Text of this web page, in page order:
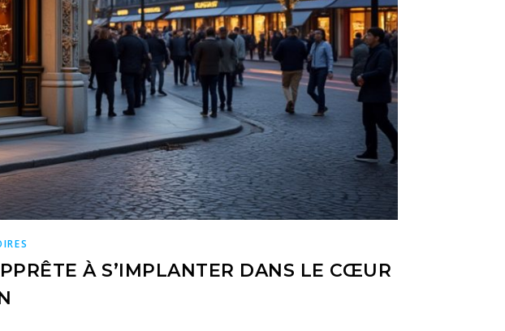
À S’IMPLANTER DANS LE CŒUR